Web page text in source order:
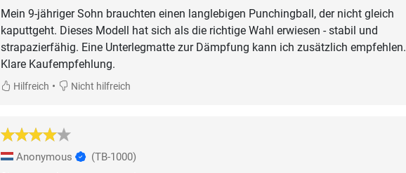
Mein 9-jähriger Sohn brauchten einen langlebigen Punchingball, der nicht gleich
kaputtgeht. Dieses Modell hat sich als die richtige Wahl erwiesen - stabil und
strapazierfähig. Eine Unterlegmatte zur Dämpfung kann ich zusätzlich empfehlen.
Klare Kaufempfehlung.
Hilfreich • Nicht hilfreich
Anonymous (TB-1000)